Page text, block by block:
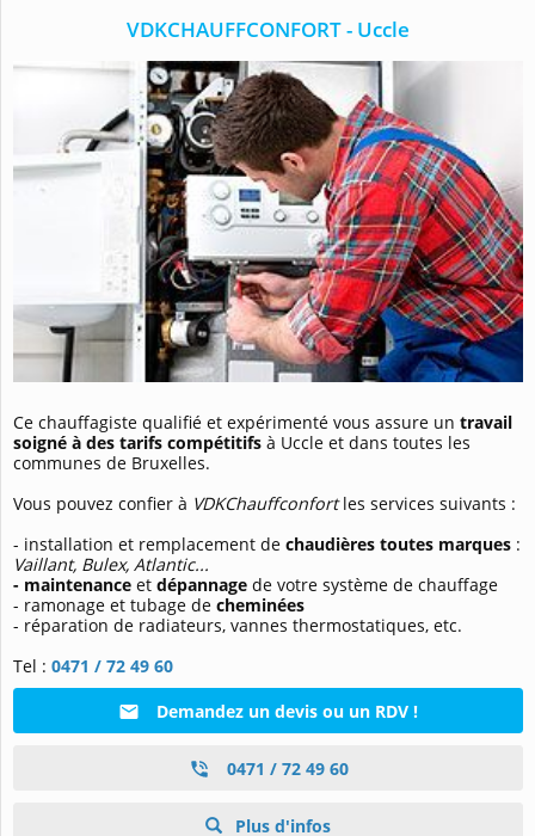
VDKCHAUFFCONFORT - Uccle
Ce chauffagiste qualifié et expérimenté vous assure un travail
soigné à des tarifs compétitifs à Uccle et dans toutes les
communes de Bruxelles.
Vous pouvez confier à VDKChauffconfortles services suivants :
- installation et remplacement de chaudières toutes marques :
Vaillant, Bulex, Atlantic...
- maintenance et dépannage de votre système de chauffage
- ramonage et tubage de cheminées
- réparation de radiateurs, vannes thermostatiques, etc.
Tel : 0471 / 72 49 60
Demandez un devis ou un RDV !
0471 / 72 49 60
Plus d'infos